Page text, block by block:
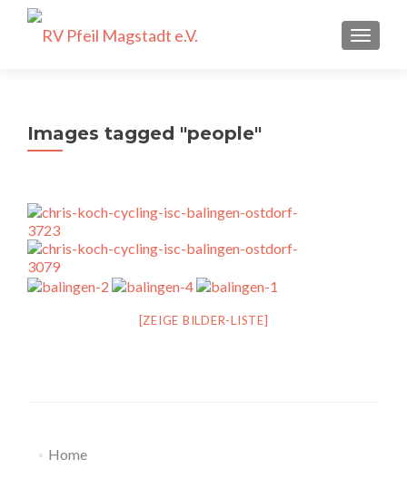
Images tagged "people"
[ZEIGE BILDER-LISTE]
Home